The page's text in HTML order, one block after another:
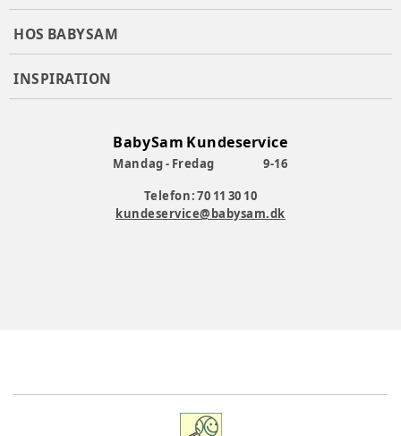
HOS BABYSAM
INSPIRATION
BabySam Kundeservice
Mandag - Fredag
9-16
Telefon: 70 11 30 10
kundeservice@babysam.dk